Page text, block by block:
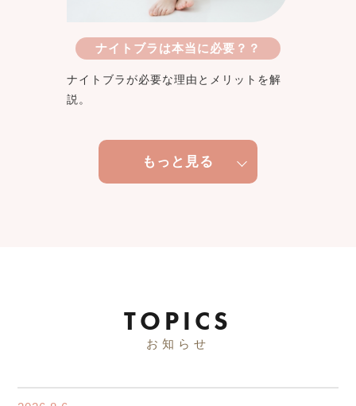
ナイトブラは本当に必要？？
ナイトブラが必要な理由とメリットを解
説。
もっと見る
TOPICS
お知らせ